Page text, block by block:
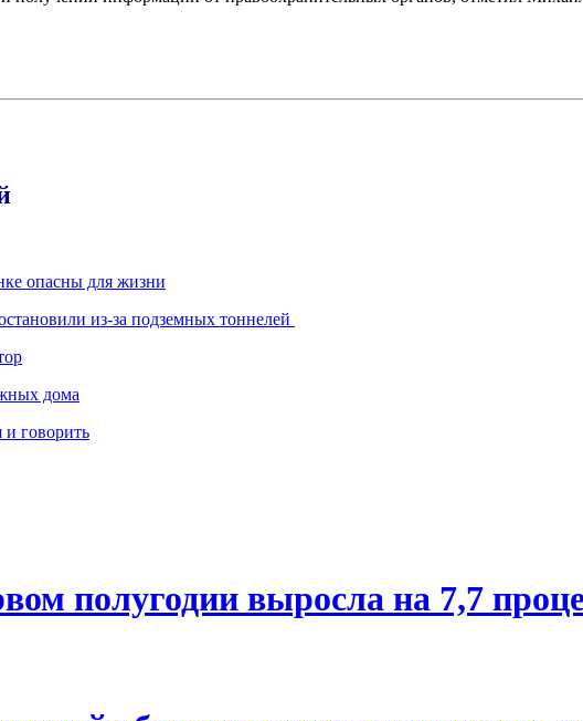
опасны для жизни
из-за подземных тоннелей
дома
и говорить
полугодии выросла на 7,7